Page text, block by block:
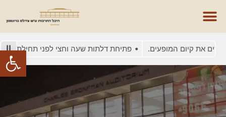
פתח את קיום המופעים. פתיחת דלתות שעה וחצי לפני תחילת המופע